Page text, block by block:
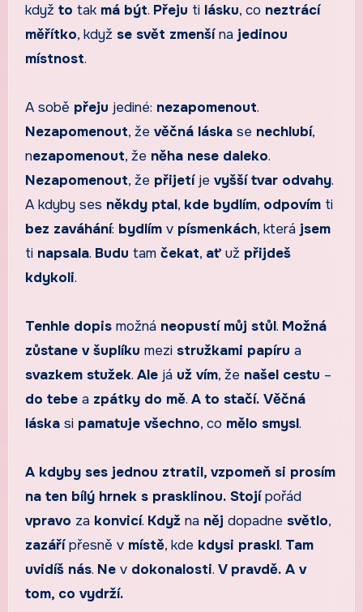
když to tak má být. Přeju ti lásku, co neztrácí
měřítko, když se svět zmenšína jedinou
místnost.
A sobě přeju jediné: nezapomenout.
Nezapomenout, že věčná láskase nechlubí,
nezapomenout, že něha nese daleko.
Nezapomenout, že přijetíje vyšší tvar odvahy.
A kdyby ses někdy ptal, kde bydlím, odpovímti
bez zaváhání: bydlímv písmenkách, která jsem
ti napsala. Budu tam čekat, aťuž přijdeš
kdykoli.
Tenhle dopismožná neopustí můj stůl. Možná
zůstane v šuplíku mezi stružkami papíru a
svazkem stužek. Alejá už vím, že našel cestu –
do tebea zpátky do mě. A to stačí. Věčná
láskasi pamatuje všechno, co mělo smysl.
A kdyby ses jednou ztratil, vzpomeň si prosím
na ten bílý hrnek s prasklinou. Stojípořád
vpravo za konvicí. Když na něj dopadne světlo,
zazářípřesně v místě, kde kdysi praskl. Tam
uvidíš nás. Nev dokonalosti. V pravdě. A v
tom, co vydrží.